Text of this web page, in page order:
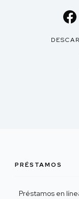
PRÉSTAMOS
Préstamos en